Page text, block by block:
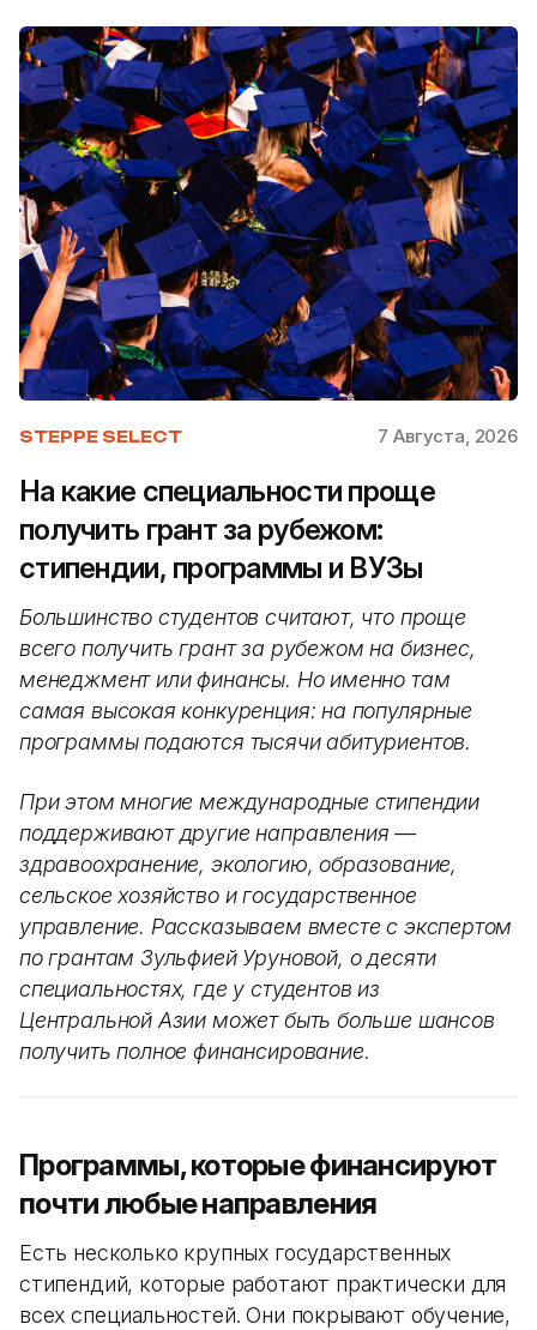
STEPPE SELECT 7 Августа, 2026
На какие специальности проще
получить грант за рубежом:
стипендии, программы и ВУЗы
Большинство студентов считают, что проще
всего получить грант за рубежом на бизнес,
менеджмент или финансы. Но именно там
самая высокая конкуренция: на популярные
программы подаются тысячи абитуриентов.
При этом многие международные стипендии
поддерживают другие направления —
здравоохранение, экологию, образование,
сельское хозяйство и государственное
управление. Рассказываем вместе с экспертом
по грантам Зульфией Уруновой, о десяти
специальностях, где у студентов из
Центральной Азии может быть больше шансов
получить полное финансирование.
Программы, которые финансируют
почти любые направления
Есть несколько крупных государственных
стипендий, которые работают практически для
всех специальностей. Они покрывают обучение,